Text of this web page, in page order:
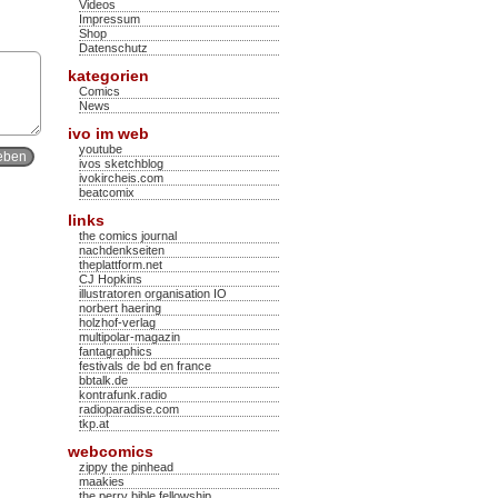
Videos
Impressum
Shop
Datenschutz
kategorien
Comics
News
ivo im web
youtube
ivos sketchblog
ivokircheis.com
beatcomix
links
the comics journal
nachdenkseiten
theplattform.net
CJ Hopkins
illustratoren organisation IO
norbert haering
holzhof-verlag
multipolar-magazin
fantagraphics
festivals de bd en france
bbtalk.de
kontrafunk.radio
radioparadise.com
tkp.at
webcomics
zippy the pinhead
maakies